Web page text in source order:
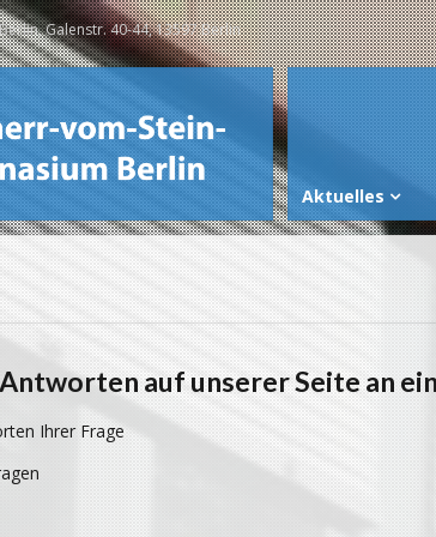
Galenstr. 40-44, 13597 Berlin
Aktuelles
auf unserer Seite an
Ihrer Frage